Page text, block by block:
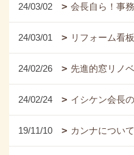
24/03/02 会長自ら！事
24/03/01 リフォーム看
24/02/26 先進的窓リノ
24/02/24 イシケン会長
19/11/10 カンナについ